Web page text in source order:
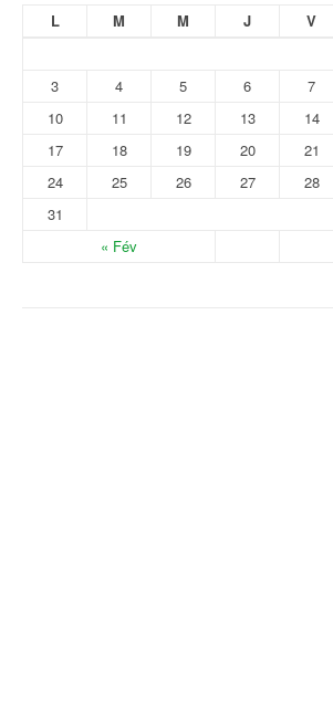
L M M J V
« Fév
3
4 5 6 7
10
11 12 13 14
17
18 19 20 21
24
25 26 27 28
31